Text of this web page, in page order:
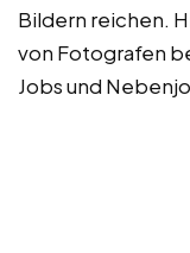
Bildern reichen.
von Fotografen
Jobs und